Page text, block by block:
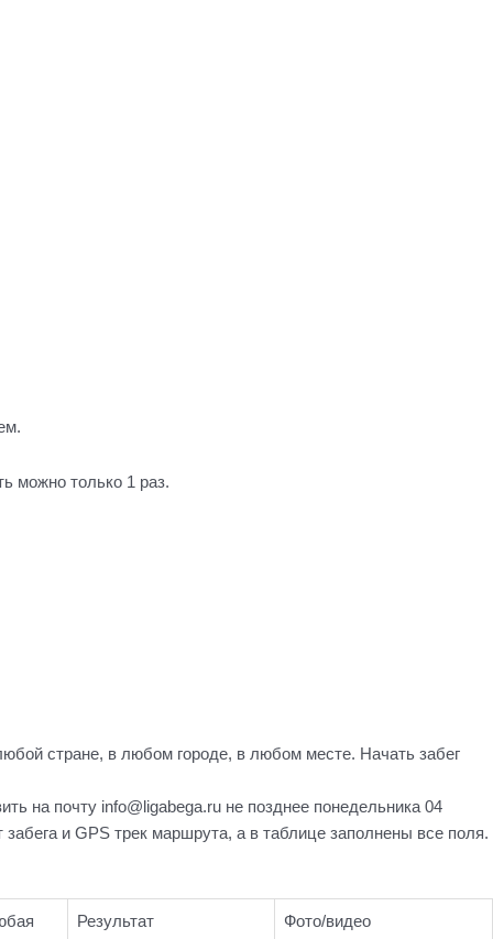
можно только 1 раз.
стране, в любом городе, в любом месте. Начать забег
на почту info@ligabega.ru не позднее понедельника 04
и GPS трек маршрута, а в таблице заполнены все поля.
Результат Фото/видео